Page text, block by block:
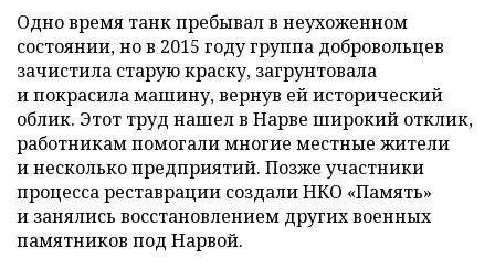
Одно время танк пребывал в неухоженном
состоянии, но в 2015 году группа добровольцев
зачистила старую краску, загрунтовала
и покрасила машину, вернув ей исторический
облик. Этот труд нашел в Нарве широкий отклик,
работникам помогали многие местные жители
и несколько предприятий. Позже участники
процесса реставрации создали НКО «Память»
и занялись восстановлением других военных
памятников под Нарвой.